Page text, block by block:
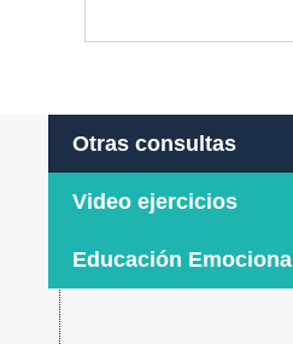
Otras consultas
Video ejercicios
Educación Emocional